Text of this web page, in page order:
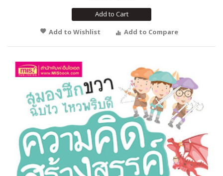
Add to Cart
Add to Wishlist
Add to Compare